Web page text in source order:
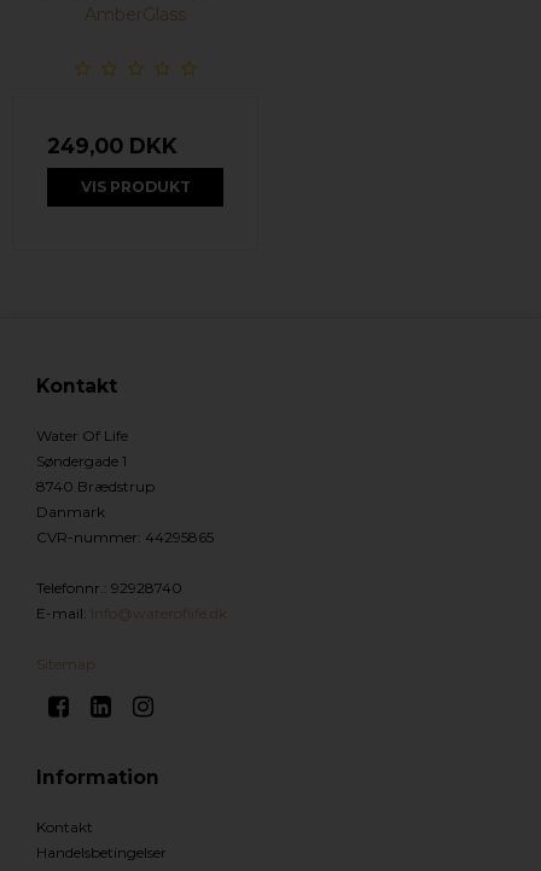
AmberGlass
249,00 DKK
VIS PRODUKT
Kontakt
Water Of Life
Søndergade 1
8740 Brædstrup
Danmark
CVR-nummer: 44295865
Telefonnr. : 92928740
E-mail: Info@wateroflife.dk
Sitemap
Information
Kontakt
Handelsbetingelser